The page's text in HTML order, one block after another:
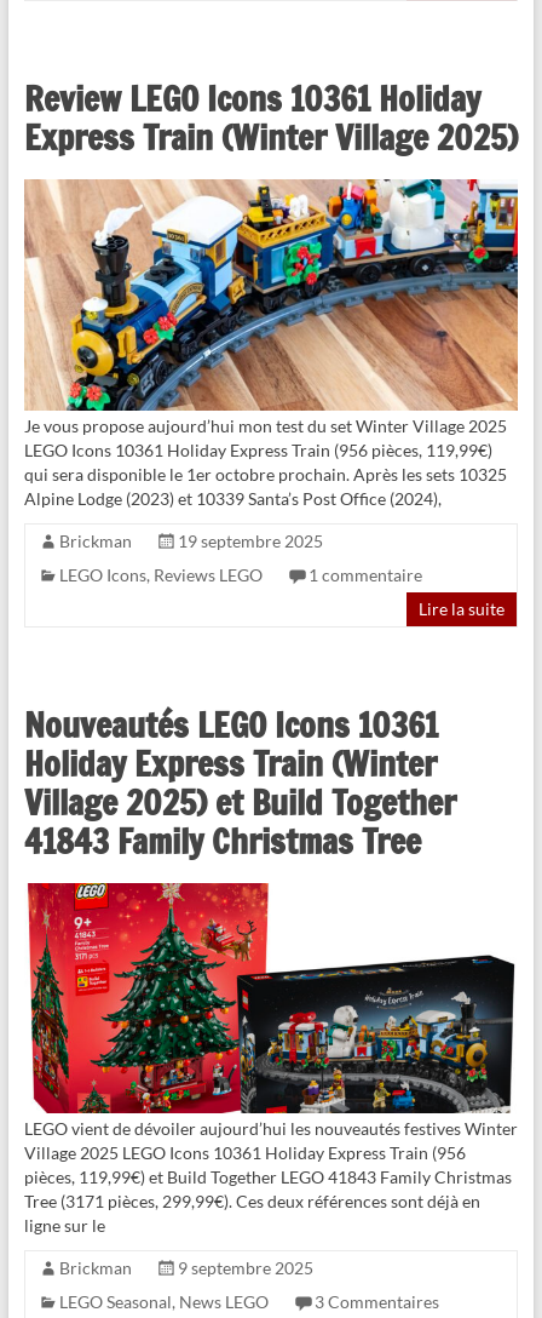
Review LEGO Icons 10361 Holiday
Express Train (Winter Village 2025)
Je vous propose aujourd’hui mon test du set Winter Village 2025
LEGO Icons 10361 Holiday Express Train (956 pièces, 119,99€)
qui sera disponible le 1er octobre prochain. Après les sets 10325
Alpine Lodge (2023) et 10339 Santa’s Post Office (2024),
Brickman
19 septembre 2025
LEGO Icons, Reviews LEGO
1 commentaire
Lire la suite
Nouveautés LEGO Icons 10361
Holiday Express Train (Winter
Village 2025) et Build Together
41843 Family Christmas Tree
LEGO vient de dévoiler aujourd’hui les nouveautés festives Winter
Village 2025 LEGO Icons 10361 Holiday Express Train (956
pièces, 119,99€) et Build Together LEGO 41843 Family Christmas
Tree (3171 pièces, 299,99€). Ces deux références sont déjà en
ligne sur le
Brickman
9 septembre 2025
LEGO Seasonal, News LEGO
3 Commentaires